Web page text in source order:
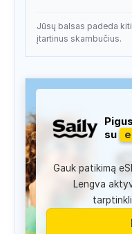
Jūsų balsas padeda
įtartinus skambučius.
su
Gauk patikimą
Lengva